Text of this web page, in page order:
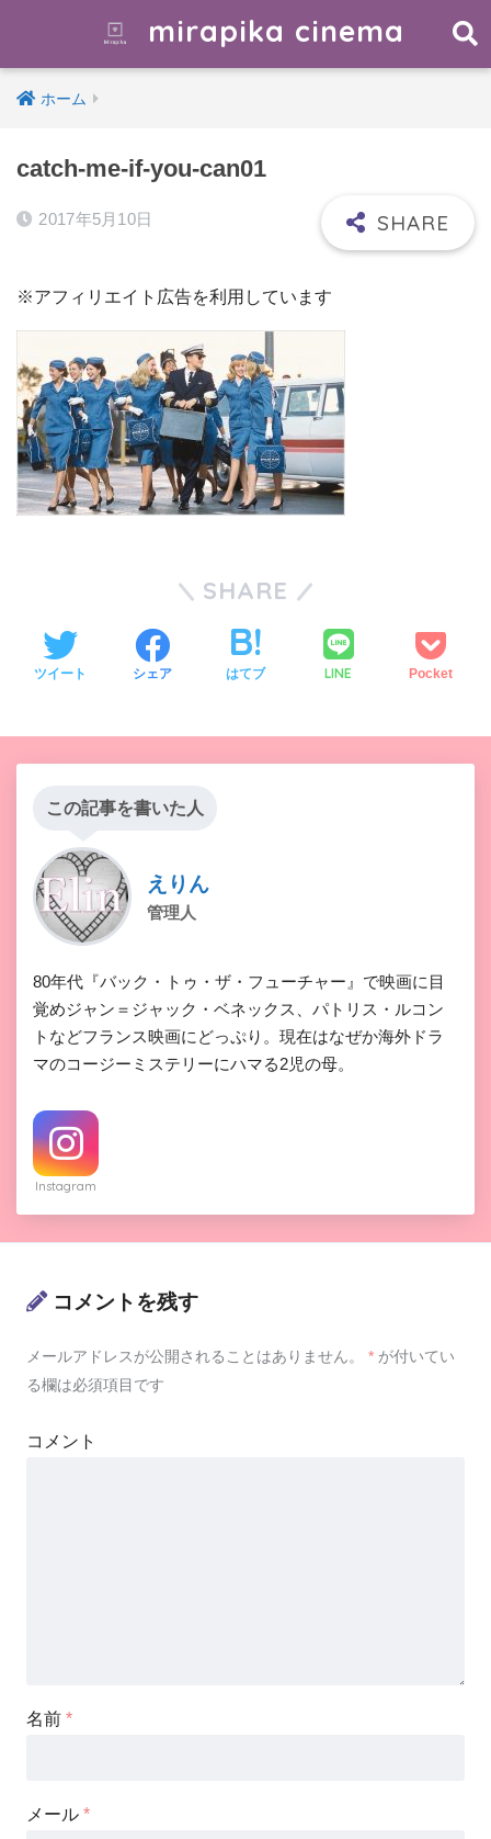
mirapika cinema
ホーム
catch-me-if-you-can01
2017年5月10日
※アフィリエイト広告を利用しています
SHARE
ツイート シェア はてブ LINE Pocket
この記事を書いた人
えりん
管理人
80年代『バック・トゥ・ザ・フューチャー』で映画に目
覚めジャン＝ジャック・ベネックス、パトリス・ルコン
トなどフランス映画にどっぷり。現在はなぜか海外ドラ
マのコージーミステリーにハマる2児の母。
Instagram
コメントを残す
メールアドレスが公開されることはありません。 * が付いてい
る欄は必須項目です
コメント
名前 *
メール *